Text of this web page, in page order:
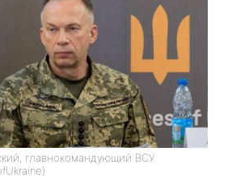
главнокомандующий ВСУ